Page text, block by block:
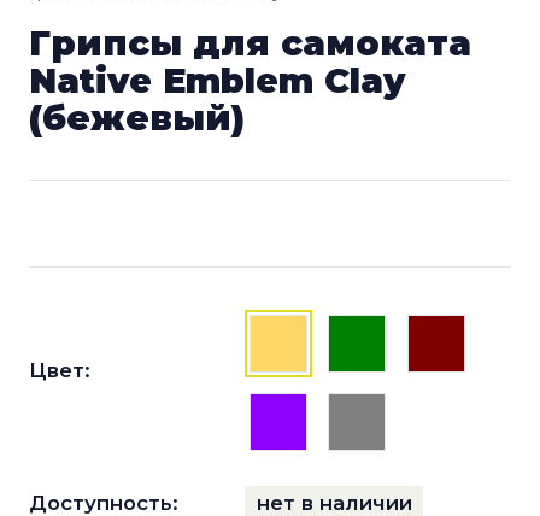
Грипсы для самоката
Native Emblem Clay
(бежевый)
Цвет:
Доступность: нет в наличии